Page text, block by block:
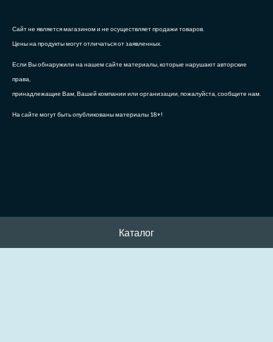
Сайт не является магазином и не осуществляет продажи товаров.
Цены на продукты могут отличаться от заявленных.
Если Вы обнаружили на нашем сайте материалы, которые нарушают авторские
права,
принадлежащие Вам, Вашей компании или организации, пожалуйста, сообщите нам.
На сайте могут быть опубликованы материалы 18+!
Каталог